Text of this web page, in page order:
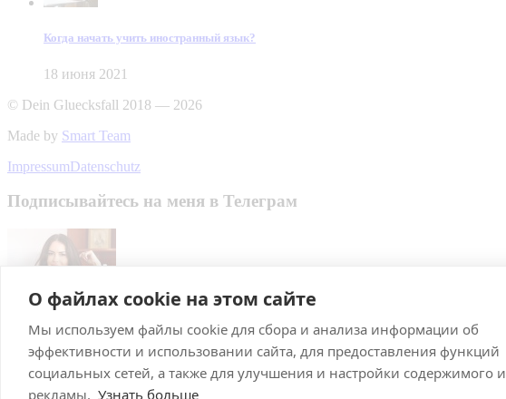
О файлах cookie на этом сайте
Мы используем файлы cookie для сбора и анализа информации об
эффективности и использовании сайта, для предоставления функций
социальных сетей, а также для улучшения и настройки содержимого и
рекламы. Узнать больше
Когда начать учить иностранный язык?
18 июня 2021
© Dein Gluecksfall 2018 — 2026
Made by Smart Team
ImpressumDatenschutz
Подписывайтесь на меня в Телеграм
Подписаться
Брачное агентство в Германии